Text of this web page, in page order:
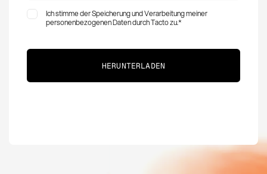
Ich stimme der Speicherung und Verarbeitung meiner
personenbezogenen Daten durch Tacto zu.*